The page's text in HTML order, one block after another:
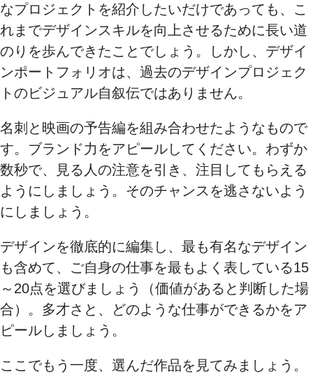
なプロジェクトを紹介したいだけであっても、こ
れまでデザインスキルを向上させるために長い道
のりを歩んできたことでしょう。しかし、デザイ
ンポートフォリオは、過去のデザインプロジェク
トのビジュアル自叙伝ではありません。
名刺と映画の予告編を組み合わせたようなもので
す。ブランド力をアピールしてください。わずか
数秒で、見る人の注意を引き、注目してもらえる
ようにしましょう。そのチャンスを逃さないよう
にしましょう。
デザインを徹底的に編集し、最も有名なデザイン
も含めて、ご自身の仕事を最もよく表している15
～20点を選びましょう（価値があると判断した場
合）。多才さと、どのような仕事ができるかをア
ピールしましょう。
ここでもう一度、選んだ作品を見てみましょう。